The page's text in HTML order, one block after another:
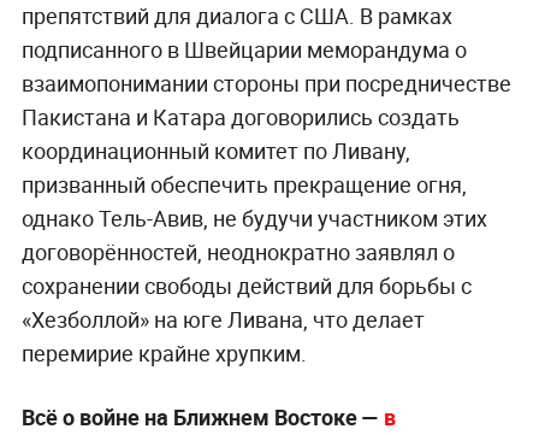
препятствий для диалога с США. В рамках
подписанного в Швейцарии меморандума о
взаимопонимании стороны при посредничестве
Пакистана и Катара договорились создать
координационный комитет по Ливану,
призванный обеспечить прекращение огня,
однако Тель-Авив, не будучи участником этих
договорённостей, неоднократно заявлял о
сохранении свободы действий для борьбы с
«Хезболлой» на юге Ливана, что делает
перемирие крайне хрупким.
Всё о войне на Ближнем Востоке — в